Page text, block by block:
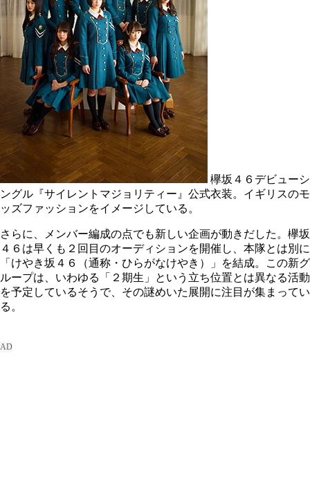
欅坂４６デビューシ
ングル『サイレントマジョリティー』公式衣装。イギリスのモ
ッズファッションをイメージしている。
さらに、メンバー編成の点でも新しい企画が動きだした。欅坂
４６は早くも２回目のオーディションを開催し、本隊とは別に
「けやき坂４６（通称・ひらがなけやき）」を結成。この新グ
ループは、いわゆる「２期生」という立ち位置とは異なる活動
を予定しているそうで、その謎めいた展開に注目が集まってい
る。